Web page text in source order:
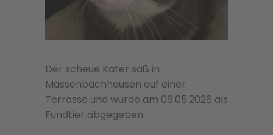
Der scheue Kater saß in
Massenbachhausen auf einer
Terrasse und wurde am 06.05.2026 als
Fundtier abgegeben.